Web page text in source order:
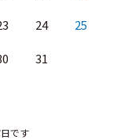
24 25
31
です